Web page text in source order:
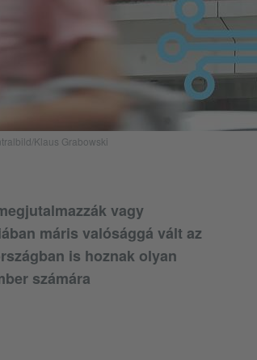
Klaus Grabowski
vagy
máris valósággá vált az
is hoznak olyan
számára